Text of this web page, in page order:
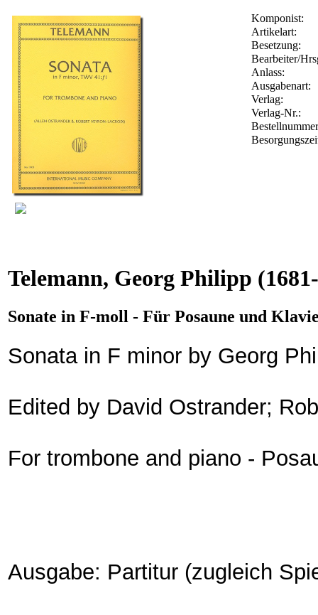
Komponist:
Artikelart:
Besetzung:
Bearbeiter/
Anlass:
Ausgabenart:
Verlag:
Verlag-Nr.:
Telemann, Georg Philipp
Sonate in F-moll - Für Posaune und
Sonata in F minor by Georg
Edited by David Ostrander;
For trombone and piano -
Ausgabe: Partitur (zugleich